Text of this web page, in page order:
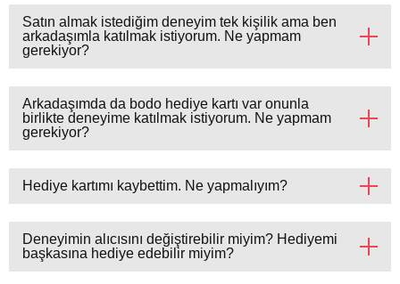
Satın almak istediğim deneyim tek kişilik ama ben
arkadaşımla katılmak istiyorum. Ne yapmam
gerekiyor?
Arkadaşımda da bodo hediye kartı var onunla
birlikte deneyime katılmak istiyorum. Ne yapmam
gerekiyor?
Hediye kartımı kaybettim. Ne yapmalıyım?
Deneyimin alıcısını değiştirebilir miyim? Hediyemi
başkasına hediye edebilir miyim?